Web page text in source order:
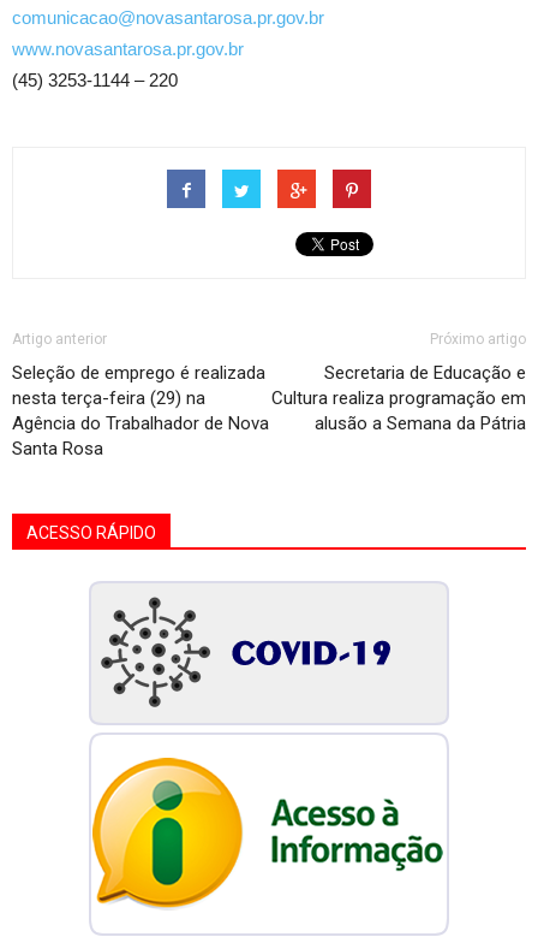
comunicacao@novasantarosa.pr.gov.br
www.novasantarosa.pr.gov.br
(45) 3253-1144 – 220
Artigo anterior
Seleção de emprego é realizada
nesta terça-feira (29) na
Agência do Trabalhador de Nova
Santa Rosa
Próximo artigo
Secretaria de Educação e
Cultura realiza programação em
alusão a Semana da Pátria
ACESSO RÁPIDO